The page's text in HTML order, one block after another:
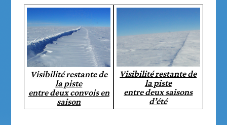
Visibilité restante de
la piste
entre deux convois en
saison
Visibilité restante de
la piste
entre deux saisons
d’été